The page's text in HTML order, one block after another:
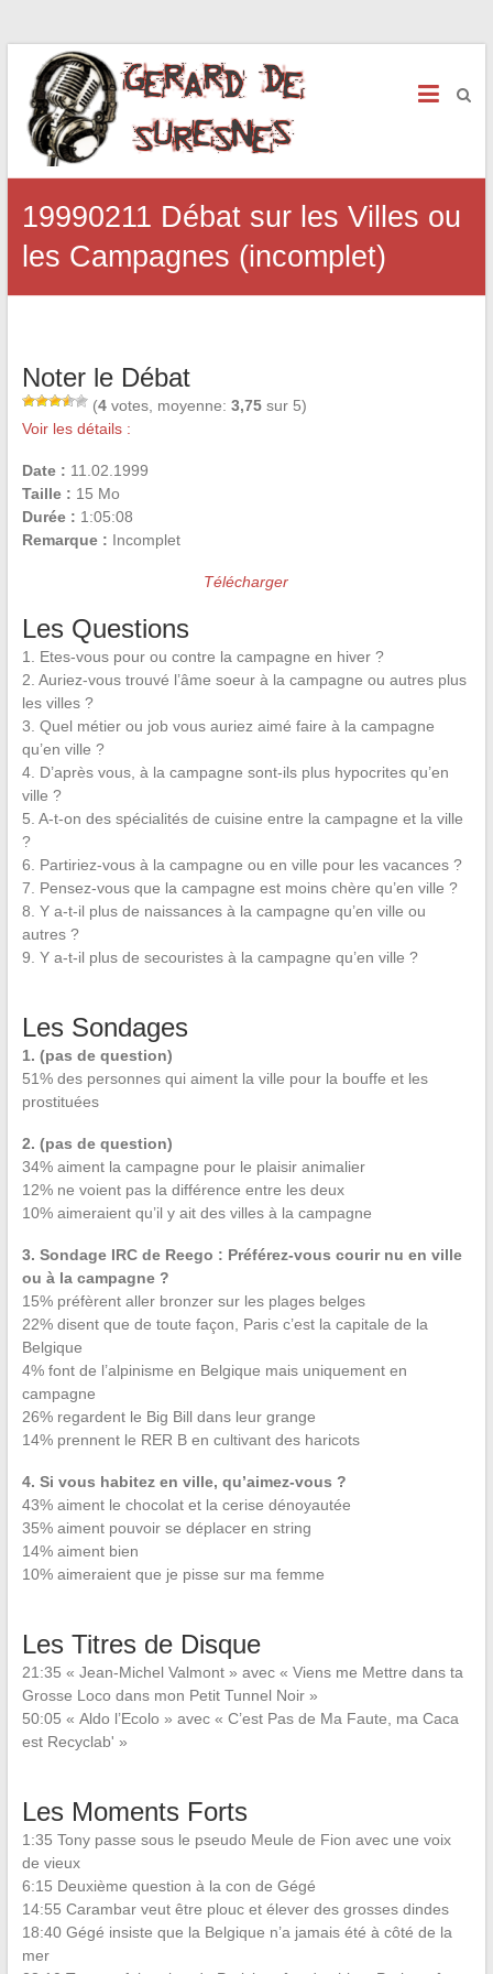
19990211 Débat sur les Villes ou
les Campagnes (incomplet)
Noter le Débat
(4votes, moyenne: 3,75sur 5)
Voir les détails :
Date : 11.02.1999
Taille : 15 Mo
Durée : 1:05:08
Remarque : Incomplet
Télécharger
Les Questions
1. Etes-vous pour ou contre la campagne en hiver ?
2. Auriez-vous trouvé l’âme soeur à la campagne ou autres plus
les villes ?
3. Quel métier ou job vous auriez aimé faire à la campagne
qu’en ville ?
4. D’après vous, à la campagne sont-ils plus hypocrites qu’en
ville ?
5. A-t-on des spécialités de cuisine entre la campagne et la ville
?
6. Partiriez-vous à la campagne ou en ville pour les vacances ?
7. Pensez-vous que la campagne est moins chère qu’en ville ?
8. Y a-t-il plus de naissances à la campagne qu’en ville ou
autres ?
9. Y a-t-il plus de secouristes à la campagne qu’en ville ?
Les Sondages
1. (pas de question)
51% des personnes qui aiment la ville pour la bouffe et les
prostituées
2. (pas de question)
34% aiment la campagne pour le plaisir animalier
12% ne voient pas la différence entre les deux
10% aimeraient qu’il y ait des villes à la campagne
3. Sondage IRC de Reego : Préférez-vous courir nu en ville
ou à la campagne ?
15% préfèrent aller bronzer sur les plages belges
22% disent que de toute façon, Paris c’est la capitale de la
Belgique
4% font de l’alpinisme en Belgique mais uniquement en
campagne
26% regardent le Big Bill dans leur grange
14% prennent le RER B en cultivant des haricots
4. Si vous habitez en ville, qu’aimez-vous ?
43% aiment le chocolat et la cerise dénoyautée
35% aiment pouvoir se déplacer en string
14% aiment bien
10% aimeraient que je pisse sur ma femme
Les Titres de Disque
21:35 « Jean-Michel Valmont » avec « Viens me Mettre dans ta
Grosse Loco dans mon Petit Tunnel Noir »
50:05 « Aldo l’Ecolo » avec « C’est Pas de Ma Faute, ma Caca
est Recyclab' »
Les Moments Forts
1:35 Tony passe sous le pseudo Meule de Fion avec une voix
de vieux
6:15 Deuxième question à la con de Gégé
14:55 Carambar veut être plouc et élever des grosses dindes
18:40 Gégé insiste que la Belgique n’a jamais été à côté de la
mer